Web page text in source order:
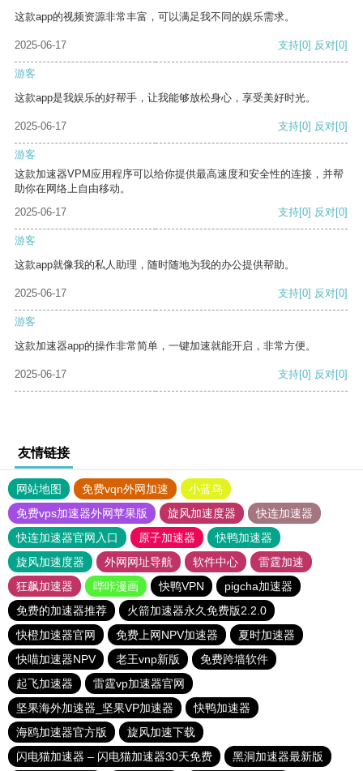
这款app的视频资源非常丰富，可以满足我不同的娱乐需求。
2025-06-17 支持[0] 反对[0]
游客
这款app是我娱乐的好帮手，让我能够放松身心，享受美好时光。
2025-06-17 支持[0] 反对[0]
游客
这款加速器VPM应用程序可以给你提供最高速度和安全性的连接，并帮
助你在网络上自由移动。
2025-06-17
支持[0] 反对[0]
游客
这款app就像我的私人助理，随时随地为我的办公提供帮助。
2025-06-17 支持[0] 反对[0]
游客
这款加速器app的操作非常简单，一键加速就能开启，非常方便。
2025-06-17 支持[0] 反对[0]
友情链接
网站地图 免费vqn外网加速
小蓝鸟
免费vps加速器外网苹果版
旋风加速度器
快连加速器
快连加速器官网入口
原子加速器
快鸭加速器
旋风加速度器
外网网址导航 软件中心
雷霆加速
狂飙加速器
哔咔漫画 快鸭VPN
pigcha加速器
免费的加速器推荐
火箭加速器永久免费版2.2.0
快橙加速器官网
免费上网NPV加速器
夏时加速器
快喵加速器NPV
老王vnp新版
免费跨墙软件
起飞加速器
雷霆vp加速器官网
坚果海外加速器_坚果VP加速器
快鸭加速器
海鸥加速器官方版
旋风加速下载
闪电猫加速器 – 闪电猫加速器30天免费
黑洞加速器最新版